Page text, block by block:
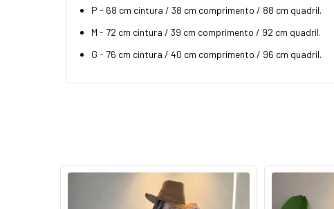
P - 68 cm cintura / 38 cm comprimento / 88 cm quadril.
M - 72 cm cintura / 39 cm comprimento / 92 cm quadril.
G - 76 cm cintura / 40 cm comprimento / 96 cm quadril.